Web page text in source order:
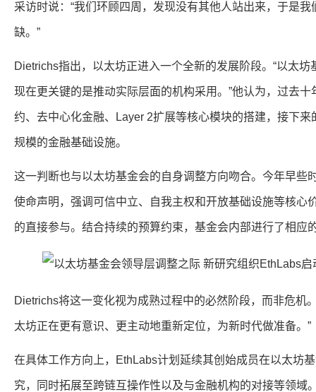
采访时说：“我们环顾四周，发现没有其他人站出来，于是
缺。”
Dietrichs指出，以太坊正进入一个全新的发展阶段。“以太
现在更关键的是推动实际层面的机构采用。”他认为，过去
约、去中心化金融、Layer 2扩展等核心模块的搭建，接下
规模的金融基础设施。
这一判断也与以太坊基金会的自身调整方向吻合。今年早些
使命声明，强调可信中立、自我主权和开放基础设施等核心
的直接参与。结合持续的预算约束，基金会内部进行了相应
Dietrichs将这一变化视为成熟过程中的必然阶段，而非危机
太坊正在更有意识、更主动地重新定位，为新时代做准备。”
在具体工作方向上，EthLabs计划延续其创始成员在以太坊
究，同时拓展至跨链互操作性以及与金融机构的对接等领域